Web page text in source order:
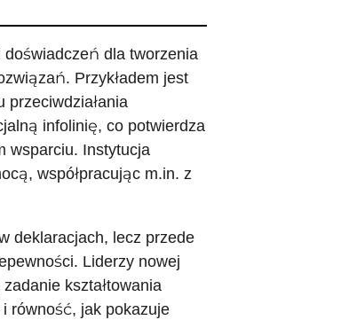
dla tworzenia
Przykładem jest
przeciwdziałania
infolinię, co potwierdza
wsparciu. Instytucja
współpracując m.in. z
deklaracjach, lecz przede
Liderzy nowej
kształtowania
równość, jak pokazuje